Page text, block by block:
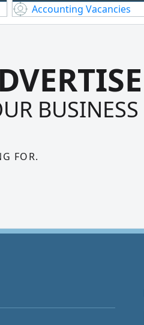
Accounting Vacancies
BUSINESS
FOR.